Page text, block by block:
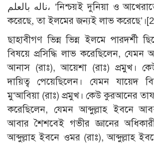
ناله بالعلم، ‘নিশ্চয়ই দুনিয়া ও আখেরাতে যে মর্যাদা লাভ
করেছে, তা ইলমের জন্যই লাভ করেছে’।
ছাহাবীগণ ভিন্ন ভিন্ন ইলমে পারদর্শী
বিষয়ে প্রসিদ্ধি লাভ করেছিলেন, যেমন
আনাস (রাঃ), আয়েশা (রাঃ) প্রমুখ।
দায়িত্ব পেয়েছিলেন। যেমন যায়েদ
মু‘আবিয়া (রাঃ) প্রমুখ। কেউ কুরআনের
করেছিলেন, যেমন আব্দুল্লাহ ইবনে
আবার শৈশবেই গভীর জ্ঞানের
আব্দুল্লাহ ইবনে ওমর (রাঃ), আব্দুল্লাহ